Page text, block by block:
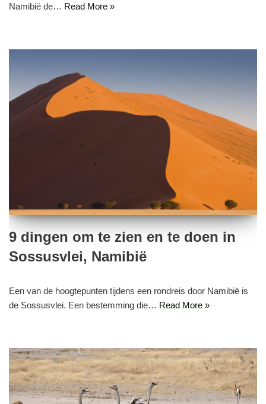
Namibië de… Read More »
9 dingen om te zien en te doen in
Sossusvlei, Namibië
Een van de hoogtepunten tijdens een rondreis door Namibië is
de Sossusvlei. Een bestemming die… Read More »